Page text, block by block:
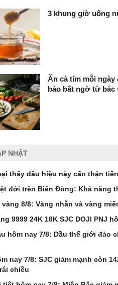
3 khung giờ uống
Ăn cà tím mỗi
báo bất ngờ từ bác
NHẬT
thấy dấu hiệu này cẩn thận
đới trên Biển Đông: Khả năng
8/8: Vàng nhẫn và vàng
9999 24K 18K SJC DOJI PNJ
hôm nay 7/8: Dầu thế giới
nay 7/8: SJC giảm mạnh còn
chiều